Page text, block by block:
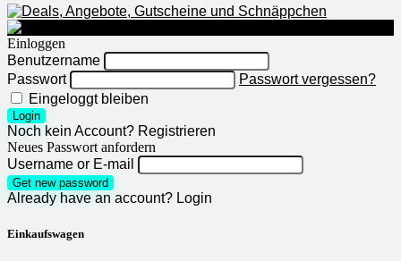
Einloggen
Benutzername
Passwort
Passwort vergessen?
Eingeloggt bleiben
Login
Noch kein Account? Registrieren
Neues Passwort anfordern
Username or E-mail
Get new password
Already have an account? Login
Einkaufswagen